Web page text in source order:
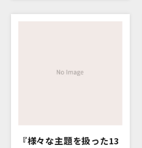
『様々な主題を扱った13